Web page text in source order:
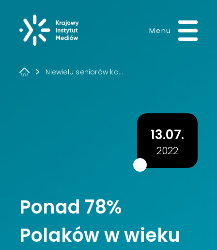
Krajowy Instytut
Menu
Niewielu seniorów ko...
Ponad 78%
Polaków w wieku
13.07.
2022